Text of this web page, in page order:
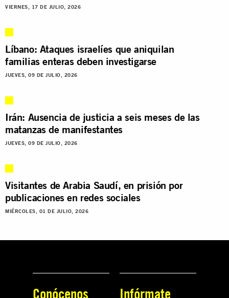
VIERNES, 17 DE JULIO, 2026
Líbano: Ataques israelíes que aniquilan
familias enteras deben investigarse
JUEVES, 09 DE JULIO, 2026
Irán: Ausencia de justicia a seis meses de las
matanzas de manifestantes
JUEVES, 09 DE JULIO, 2026
Visitantes de Arabia Saudí, en prisión por
publicaciones en redes sociales
MIÉRCOLES, 01 DE JULIO, 2026
Conócenos Infórmate